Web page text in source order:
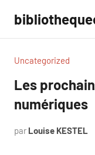
contenu
Uncategorized
Les
numériques
par Louise KESTEL